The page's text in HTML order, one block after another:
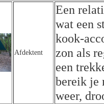
Afdektent
Een
wat een
kook-
zon als
een
bereik je
weer,